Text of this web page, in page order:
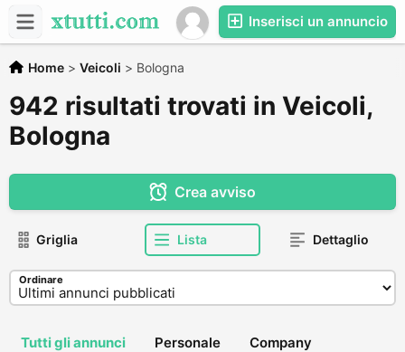
Inserisci un annuncio
Home > Veicoli > Bologna
942 risultati trovati in Veicoli,
Bologna
Crea avviso
Griglia Lista Dettaglio
Ordinare
Tutti gli annunci Personale Company